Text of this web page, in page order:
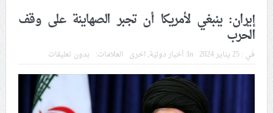
55 مأتمًا وحسينيّة يعترضون على الإجراءات القمعيّة للنظام
في موسم عاشوراء
النظام الخليفيّ يدسّ عيونه بين المشاركين في مواكب العزاء
ويعتقل العشرات من الشبّان
إيران: ينبغي لأمريكا أن تجبر الصهاينة على وقف
الحرب
في :25 يناير 2024 In: أخبار دوليّة, اخرى العلامات: بدون تعليقات